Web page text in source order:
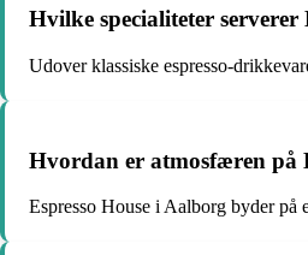
Hvilke specialiteter serverer
Udover klassiske espresso-
Hvordan er atmosfæren på
Espresso House i Aalborg byder på